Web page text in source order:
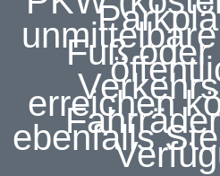
Fuß oder
erreichen
ebenfalls